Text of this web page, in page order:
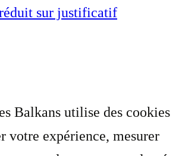
sur justificatif
Balkans utilise des cookies
votre expérience, mesurer